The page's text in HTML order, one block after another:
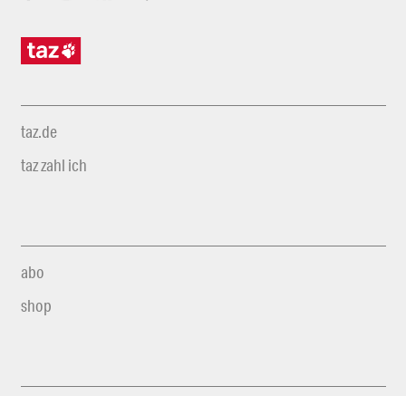
taz.de
taz zahl ich
abo
shop